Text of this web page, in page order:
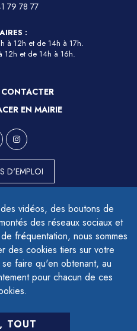
vidéos, des boutons de
des réseaux sociaux et
fréquentation, nous sommes
des cookies tiers sur votre
faire qu'en obtenant, au
pour chacun de ces
TOUT
79 78 77
:
à 12h et de 14h à 17h.
12h et de 14h à 16h.
EN MAIRIE
D'EMPLOI
CONFORME
DU SITE
LÉGALES
PROTECTION DES DONNÉES
COOKIES